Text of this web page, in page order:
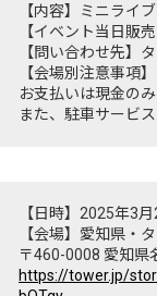
【内容】ミニライ
【イベント当日販
【問い合わせ先】
【会場別注意事項】
お支払いは現金の
また、駐車サービ
【日時】2025年3
【会場】愛知県・
〒460-0008 愛知県
https://tower.jp/